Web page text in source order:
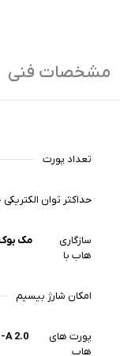
مشخصات فنی
تعداد پورت
حداکثر توان
سازگاری
هاب با
امکان شارژ بیسیم
پورت های
هاب
A 2.0